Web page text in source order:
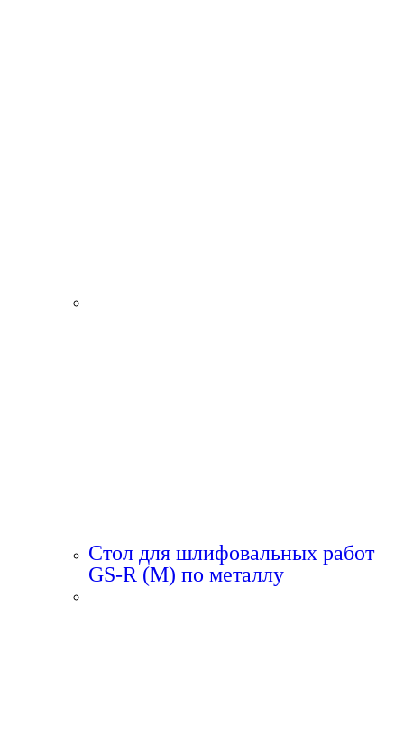
Стол для шлифовальных работ
GS-R (M) по металлу